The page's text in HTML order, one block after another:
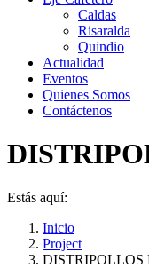
Caldas
Risaralda
Quindio
Actualidad
Eventos
Quienes Somos
Contáctenos
Estás aquí:
Inicio
Project
DISTRIPOLLOS